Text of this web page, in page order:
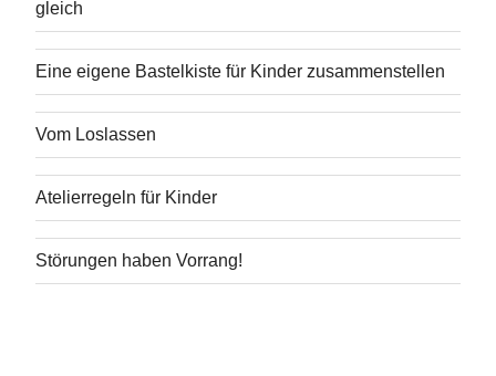
gleich
Eine eigene Bastelkiste für Kinder zusammenstellen
Vom Loslassen
Atelierregeln für Kinder
Störungen haben Vorrang!